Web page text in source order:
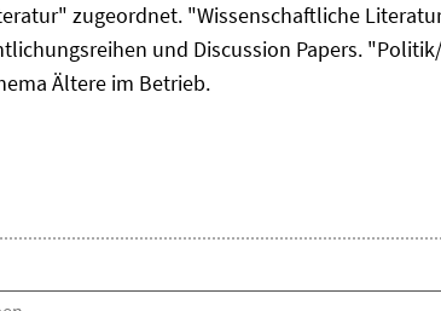
zugeordnet. "Wissenschaftliche
und Discussion Papers.
Ältere im Betrieb.